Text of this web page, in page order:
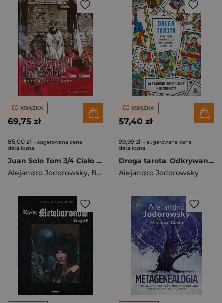
KSIĄŻKA
69,75 zł
85,00 zł - sugerowana cena
detaliczna
Juan Solo Tom 3/4 Ciało i Trąd / Święty Łajdak
Alejandro Jodorowsky, Bess Georges
KSIĄŻKA
57,40 zł
99,99 zł - sugerowana cena
detaliczna
Droga tarota. Odkrywanie tajemnic życia poprzez symbole i archetypy
Alejandro Jodorowsky